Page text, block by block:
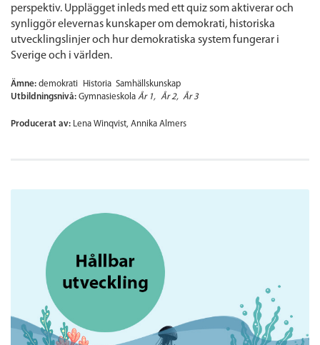
perspektiv. Upplägget inleds med ett quiz som aktiverar och
synliggör elevernas kunskaper om demokrati, historiska
utvecklingslinjer och hur demokratiska system fungerar i
Sverige och i världen.
Ämne: demokrati Historia Samhällskunskap
Utbildningsnivå: Gymnasieskola År 1 År 2 År 3
Producerat av: Lena Winqvist, Annika Almers